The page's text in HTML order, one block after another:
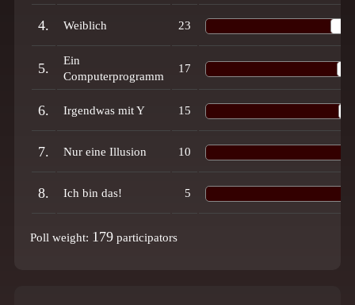
4. Weiblich 23
5.
Ein
Computerprogramm
17
6. Irgendwas mit Y 15
7. Nur eine Illusion 10
8. Ich bin das! 5
Poll weight: 179 participators